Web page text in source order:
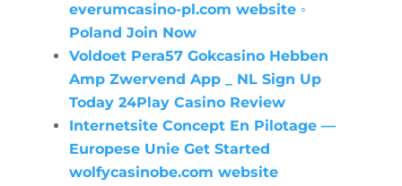
everumcasino-pl.com website ◦
Poland Join Now
Voldoet Pera57 Gokcasino Hebben
Amp Zwervend App _ NL Sign Up
Today 24Play Casino Review
Internetsite Concept En Pilotage —
Europese Unie Get Started
wolfycasinobe.com website